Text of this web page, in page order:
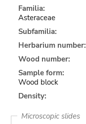
Familia:
Asteraceae
Subfamilia:
Herbarium number:
Wood number:
Sample form:
Wood block
Density:
Microscopic slides